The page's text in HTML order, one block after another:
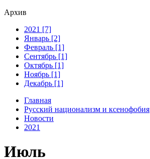
Архив
2021 [7]
Январь [2]
Февраль [1]
Сентябрь [1]
Октябрь [1]
Ноябрь [1]
Декабрь [1]
Главная
Русский национализм и ксенофобия
Новости
2021
Июль